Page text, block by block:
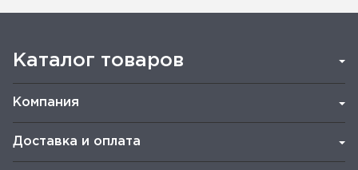
Каталог товаров
Компания
Доставка и оплата